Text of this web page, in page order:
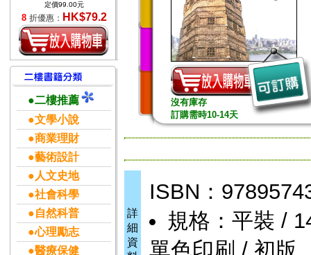
定價99.00元
8 折優惠： HK$79.2
●二樓推薦
●文學小說
●商業理財
●藝術設計
●人文史地
●社會科學
●自然科普
●心理勵志
●醫療保健
沒有庫存
訂購需時10-14天
詳
細
資
ISBN：
規格：平裝 /
單色印刷 / 初版